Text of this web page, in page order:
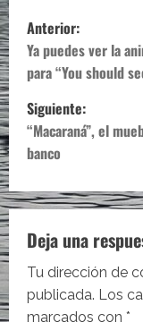
N
a
v
e
g
a
c
i
Anterior:
Ya puedes ver la
para “You should
Siguiente:
“Macaraná”, el
banco
Deja una
Tu dirección de
publicada. Los
marcados con *